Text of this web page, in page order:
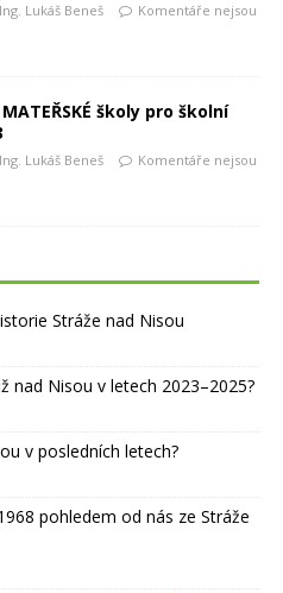
Ing. Lukáš Beneš
Komentáře nejsou
školy pro školní
Ing. Lukáš Beneš
Komentáře nejsou
Stráže nad Nisou
nad Nisou v letech 2023–2025?
v posledních letech?
pohledem od nás ze Stráže